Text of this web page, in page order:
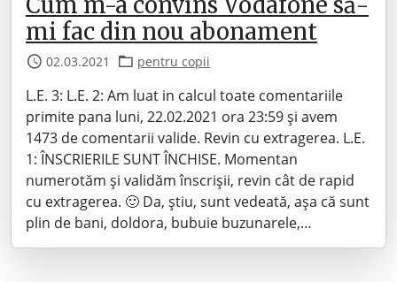
mi fac din nou abonament
02.03.2021 pentru copii
L.E. 3: L.E. 2: Am luat in calcul toate comentariile
primite pana luni, 22.02.2021 ora 23:59 și avem
1473 de comentarii valide. Revin cu extragerea. L.E.
1: ÎNSCRIERILE SUNT ÎNCHISE. Momentan
numerotăm și validăm înscrișii, revin cât de rapid
cu extragerea. 🙂 Da, știu, sunt vedeată, așa că sunt
plin de bani, doldora, bubuie buzunarele,…